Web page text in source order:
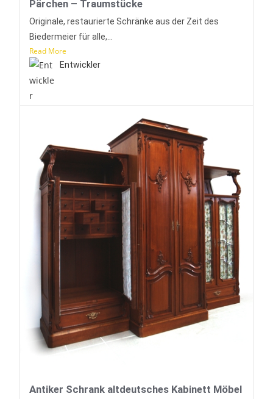
Pärchen – Traumstücke
Originale, restaurierte Schränke aus der Zeit des
Biedermeier für alle,...
Read More
Entwickler
Antiker Schrank altdeutsches Kabinett Möbel